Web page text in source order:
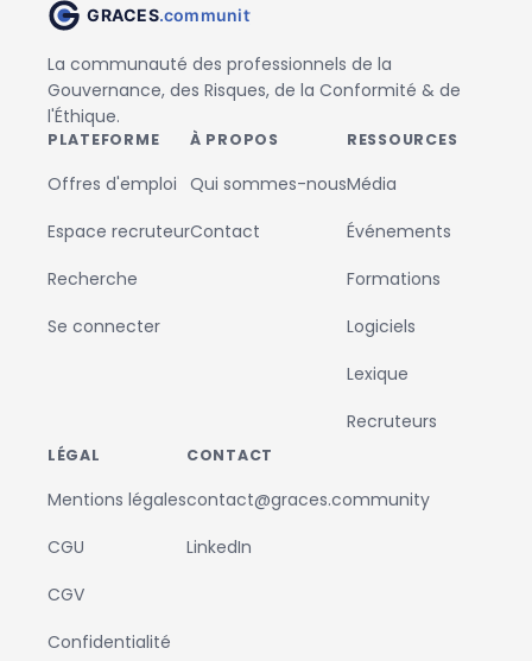
La communauté des professionnels de la
Gouvernance, des Risques, de la Conformité & de
l'Éthique.
PLATEFORME
Offres d'emploi
Espace recruteur
Recherche
Se connecter
À PROPOS
Qui sommes-nous
Contact
RESSOURCES
Média
Événements
Formations
Logiciels
Lexique
Recruteurs
LÉGAL
Mentions légales
CGU
CGV
Confidentialité
CONTACT
contact@graces.community
LinkedIn